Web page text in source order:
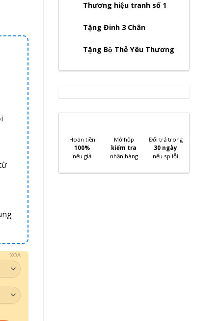
XÓA
Thương hiệu tranh số 1
Tặng Đinh 3 Chân
Tặng Bộ Thẻ Yêu Thương
Hoàn tiền
100%
nếu giả
Mở hộp
kiểm tra
nhận hàng
Đổi trả trong
30 ngày
nếu sp lỗi